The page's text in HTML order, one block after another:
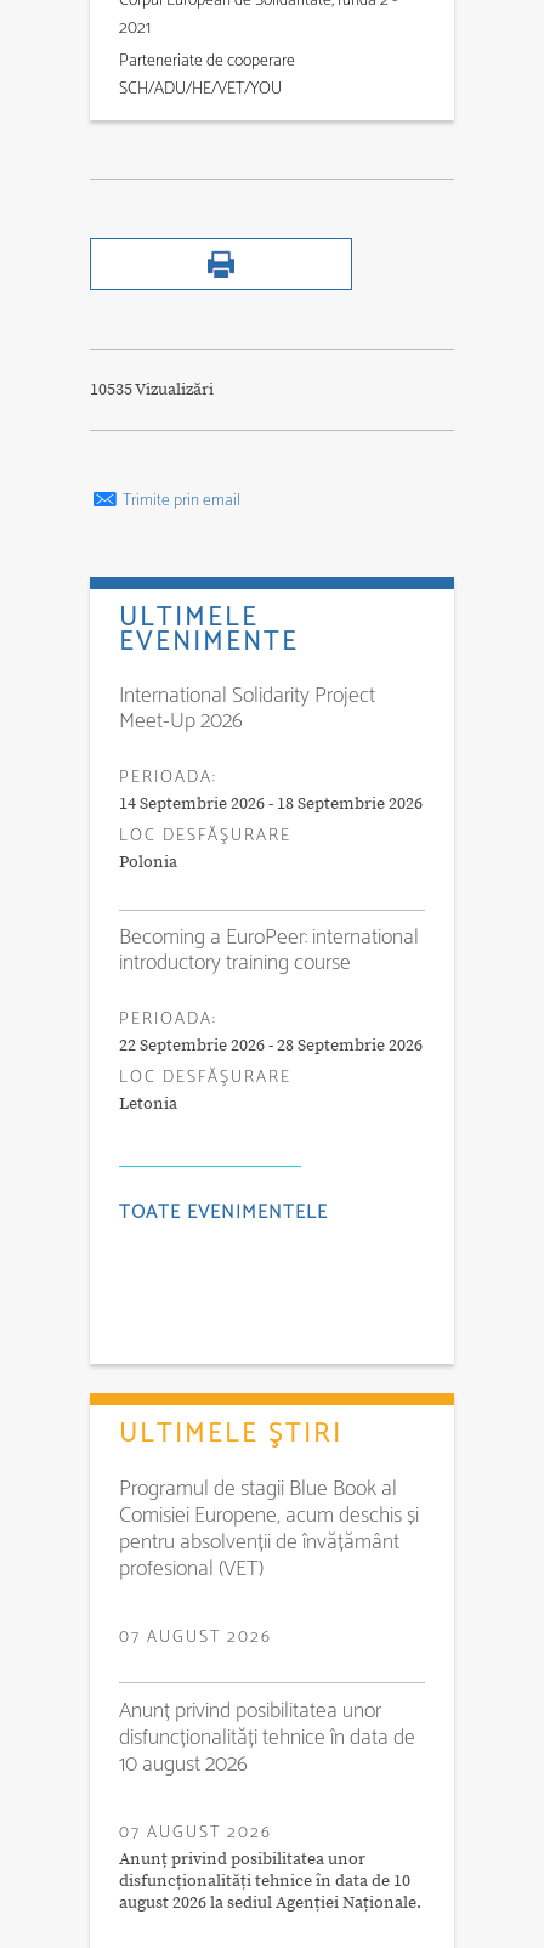
2021
Parteneriate de cooperare
SCH/ADU/HE/VET/YOU
10535 Vizualizări
Trimite prin email
ULTIMELE
EVENIMENTE
International Solidarity Project
Meet-Up 2026
PERIOADA:
14 Septembrie 2026 - 18 Septembrie 2026
LOC DESFĂŞURARE
Polonia
Becoming a EuroPeer: international
introductory training course
PERIOADA:
22 Septembrie 2026 - 28 Septembrie 2026
LOC DESFĂŞURARE
Letonia
TOATE EVENIMENTELE
ULTIMELE ŞTIRI
Programul de stagii Blue Book al
Comisiei Europene, acum deschis și
pentru absolvenții de învățământ
profesional (VET)
07 AUGUST 2026
Anunț privind posibilitatea unor
disfuncționalități tehnice în data de
10 august 2026
07 AUGUST 2026
Anunț privind posibilitatea unor
disfuncționalități tehnice în data de 10
august 2026 la sediul Agenției Naționale.